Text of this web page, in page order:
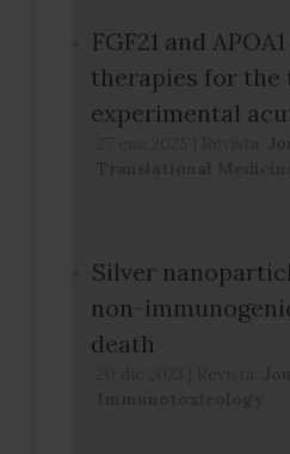
FGF21 and
therapies for
experimental
Silver
non-
death